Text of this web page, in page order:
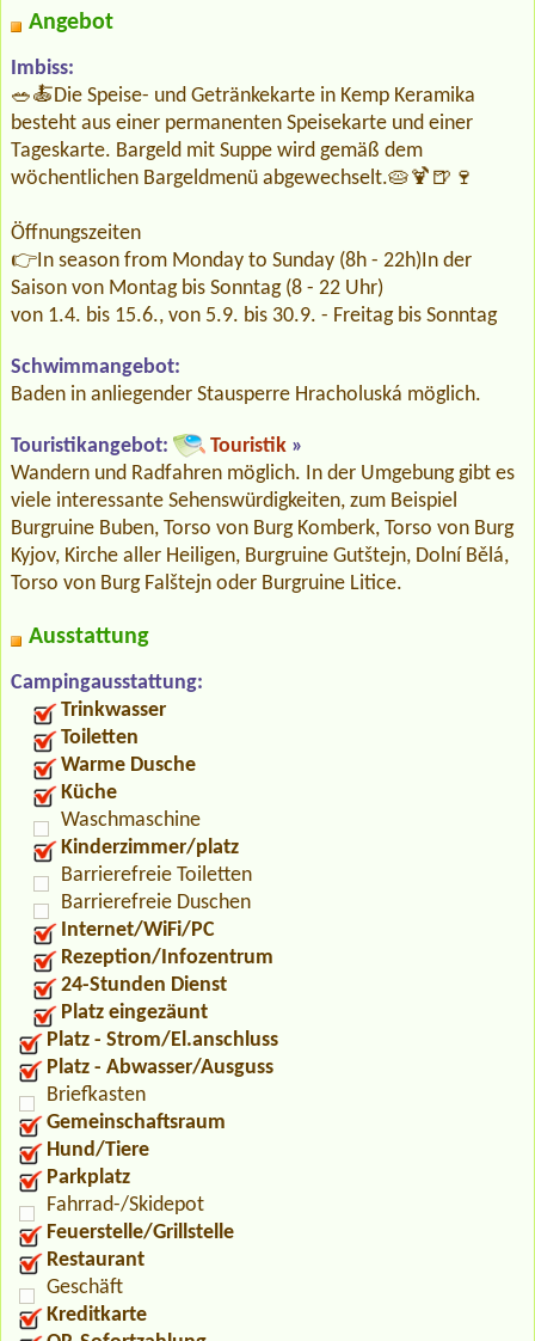
Angebot
Imbiss:
🥗🍝Die Speise- und Getränkekarte in Kemp Keramika
besteht aus einer permanenten Speisekarte und einer
Tageskarte. Bargeld mit Suppe wird gemäß dem
wöchentlichen Bargeldmenü abgewechselt.🥧🍹🍺🍷
Öffnungszeiten
👉In season from Monday to Sunday (8h - 22h)In der
Saison von Montag bis Sonntag (8 - 22 Uhr)
von 1.4. bis 15.6., von 5.9. bis 30.9. - Freitag bis Sonntag
Schwimmangebot:
Baden in anliegender Stausperre Hracholuská möglich.
Touristikangebot: Touristik »
Wandern und Radfahren möglich. In der Umgebung gibt es
viele interessante Sehenswürdigkeiten, zum Beispiel
Burgruine Buben, Torso von Burg Komberk, Torso von Burg
Kyjov, Kirche aller Heiligen, Burgruine Gutštejn, Dolní Bělá,
Torso von Burg Falštejn oder Burgruine Litice.
Ausstattung
Campingausstattung:
Trinkwasser
Toiletten
Warme Dusche
Küche
Waschmaschine
Kinderzimmer/platz
Barrierefreie Toiletten
Barrierefreie Duschen
Internet/WiFi/PC
Rezeption/Infozentrum
24-Stunden Dienst
Platz eingezäunt
Platz - Strom/El.anschluss
Platz - Abwasser/Ausguss
Briefkasten
Gemeinschaftsraum
Hund/Tiere
Parkplatz
Fahrrad-/Skidepot
Feuerstelle/Grillstelle
Restaurant
Geschäft
Kreditkarte